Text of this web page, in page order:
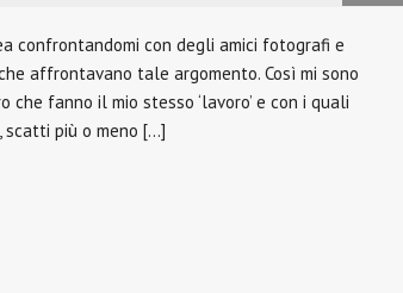
confrontandomi con degli amici fotografi e
affrontavano tale argomento. Così mi sono
che fanno il mio stesso ‘lavoro’ e con i quali
scatti più o meno […]